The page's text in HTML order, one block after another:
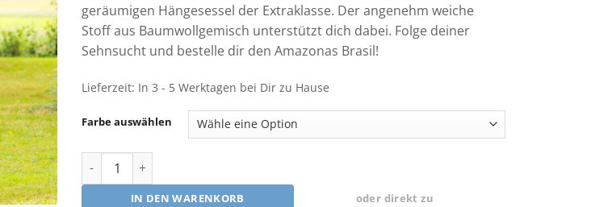
geräumigen Hängesessel der Extraklasse. Der angenehm weiche
Stoff aus Baumwollgemisch unterstützt dich dabei. Folge deiner
Sehnsucht und bestelle dir den Amazonas Brasil!
Lieferzeit: In 3 - 5 Werktagen bei Dir zu Hause
Farbe auswählen
Amazonas Brasil Hängesessel Menge
IN DEN WARENKORB